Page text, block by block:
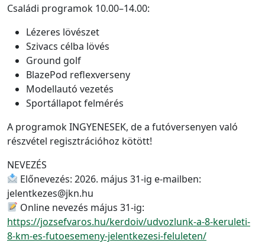
Családi programok 10.00–14.00:
Lézeres lövészet
Szivacs célba lövés
Ground golf
BlazePod reflexverseny
Modellautó vezetés
Sportállapot felmérés
A programok INGYENESEK, de a futóversenyen való
részvétel regisztrációhoz kötött!
NEVEZÉS
Előnevezés: 2026. május 31-ig e-mailben:
jelentkezes@jkn.hu
Online nevezés május 31-ig:
https://jozsefvaros.hu/kerdoiv/udvozlunk-a-8-keruleti-
8-km-es-futoesemeny-jelentkezesi-feluleten/